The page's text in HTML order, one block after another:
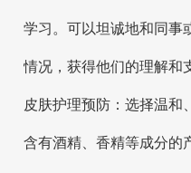
学习。可以坦诚地和同事
情况，获得他们的理解和
皮肤护理预防：选择温和
含有酒精、香精等成分的